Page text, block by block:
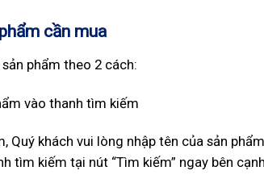
cần mua
phẩm theo 2 cách:
vào thanh tìm kiếm
Quý khách vui lòng nhập tên của sản
tìm kiếm tại nút “Tìm kiếm” ngay bên